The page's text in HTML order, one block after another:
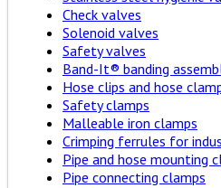
Check valves
Solenoid valves
Safety valves
Band-It® banding
Hose clips and hose
Safety clamps
Malleable iron clamps
Crimping ferrules for
Pipe and hose mounting
Pipe connecting clamps